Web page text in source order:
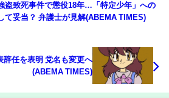
盗致死事件で懲役18年…「特定少年」への
て妥当？ 弁護士が見解(ABEMA TIMES)
辞任を表明 党名も変更へ
(ABEMA TIMES)